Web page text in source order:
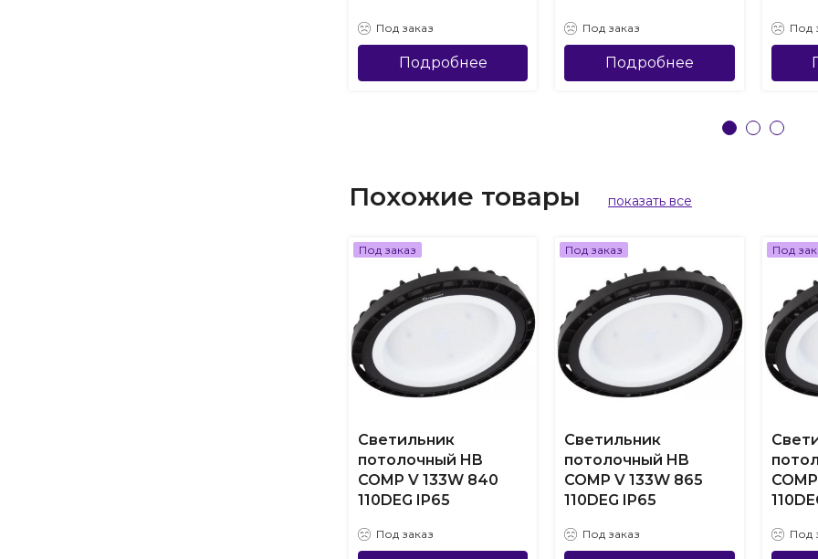
Под заказ
Подробнее
Под заказ
Подробнее
Под
Похожие товары показать все
Под заказ
Светильник
потолочный HB
COMP V 133W 840
110DEG IP65
Под заказ
Под заказ
Светильник
потолочный HB
COMP V 133W 865
110DEG IP65
Под заказ
Под
Под